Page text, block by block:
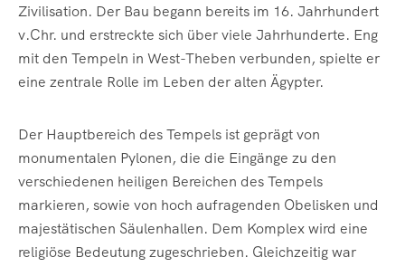
Zivilisation. Der Bau begann bereits im 16. Jahrhundert
v.Chr. und erstreckte sich über viele Jahrhunderte. Eng
mit den Tempeln in West-Theben verbunden, spielte er
eine zentrale Rolle im Leben der alten Ägypter.
Der Hauptbereich des Tempels ist geprägt von
monumentalen Pylonen, die die Eingänge zu den
verschiedenen heiligen Bereichen des Tempels
markieren, sowie von hoch aufragenden Obelisken und
majestätischen Säulenhallen. Dem Komplex wird eine
religiöse Bedeutung zugeschrieben. Gleichzeitig war